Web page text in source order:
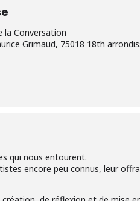
la Conversation
Grimaud, 75018 18th
qui nous entourent.
encore peu connus, leur